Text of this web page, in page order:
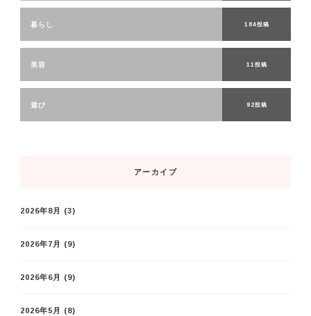
暮らし 184投稿
美容 11投稿
遊び 92投稿
アーカイブ
2026年8月 (3)
2026年7月 (9)
2026年6月 (9)
2026年5月 (8)